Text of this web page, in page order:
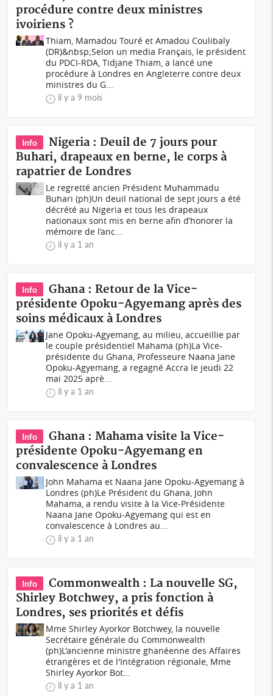
procédure contre deux ministres
ivoiriens ?
Thiam, Mamadou Touré et Amadou Coulibaly
(DR)&nbsp;Selon un media Français, le président
du PDCI-RDA, Tidjane Thiam, a lancé une
procédure à Londres en Angleterre contre deux
ministres du G...
il y a 9 mois
Info
Nigeria : Deuil de 7 jours pour
Buhari, drapeaux en berne, le corps à
rapatrier de Londres
Le regretté ancien Président Muhammadu
Buhari (ph)Un deuil national de sept jours a été
décrété au Nigeria et tous les drapeaux
nationaux sont mis en berne afin d’honorer la
mémoire de l’anc...
il y a 1 an
Info
Ghana : Retour de la Vice-
présidente Opoku-Agyemang après des
soins médicaux à Londres
Jane Opoku-Agyemang, au milieu, accueillie par
le couple présidentiel Mahama (ph)La Vice-
présidente du Ghana, Professeure Naana Jane
Opoku-Agyemang, a regagné Accra le jeudi 22
mai 2025 aprè...
il y a 1 an
Info
Ghana : Mahama visite la Vice-
présidente Opoku-Agyemang en
convalescence à Londres
John Mahama et Naana Jane Opoku-Agyemang à
Londres (ph)Le Président du Ghana, John
Mahama, a rendu visite à la Vice-Présidente
Naana Jane Opoku-Agyemang qui est en
convalescence à Londres au...
il y a 1 an
Info
Commonwealth : La nouvelle SG,
Shirley Botchwey, a pris fonction à
Londres, ses priorités et défis
Mme Shirley Ayorkor Botchwey, la nouvelle
Secrétaire générale du Commonwealth
(ph)L'ancienne ministre ghanéenne des Affaires
étrangères et de l'Intégration régionale, Mme
Shirley Ayorkor Bot...
il y a 1 an